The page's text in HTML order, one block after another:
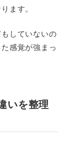
ます。
していないの
感覚が強まっ
いを整理